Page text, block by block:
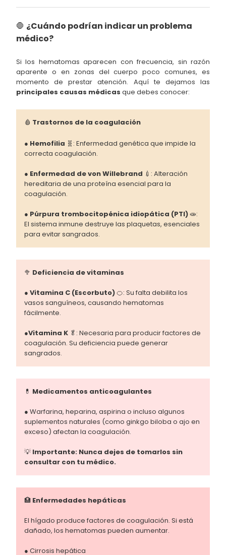
🛑 ¿Cuándo podrían indicar un problema
médico?
Si los hematomas aparecen con frecuencia, sin razón
aparente o en zonas del cuerpo poco comunes, es
momento de prestar atención. Aquí te dejamos las
principales causas médicas que debes conocer:
🩸 Trastornos de la coagulación
● Hemofilia 🧬: Enfermedad genética que impide la
correcta coagulación.
● Enfermedad de von Willebrand 💉: Alteración
hereditaria de una proteína esencial para la
coagulación.
● Púrpura trombocitopénica idiopática (PTI)🧫:
El sistema inmune destruye las plaquetas, esenciales
para evitar sangrados.
🥦 Deficiencia de vitaminas
● Vitamina C (Escorbuto)🍊: Su falta debilita los
vasos sanguíneos, causando hematomas
fácilmente.
●Vitamina K 🥬: Necesaria para producir factores de
coagulación. Su deficiencia puede generar
sangrados.
💊 Medicamentos anticoagulantes
● Warfarina, heparina, aspirina o incluso algunos
suplementos naturales (como ginkgo biloba o ajo en
exceso) afectan la coagulación.
💡 Importante: Nunca dejes de tomarlos sin
consultar con tu médico.
🏥 Enfermedades hepáticas
El hígado produce factores de coagulación. Si está
dañado, los hematomas pueden aumentar.
● Cirrosis hepática